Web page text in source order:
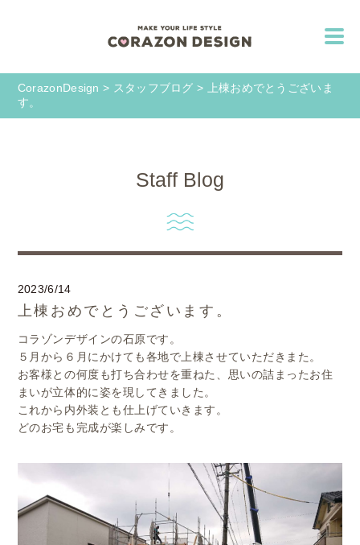
CorazonDesign > スタッフブログ >
上棟おめでとうございま
す。
Staff Blog
2023/6/14
上棟おめでとうございます。
コラゾンデザインの石原です。
５月から６月にかけても各地で上棟させていただきまた。
お客様との何度も打ち合わせを重ねた、思いの詰まったお住
まいが立体的に姿を現してきました。
これから内外装とも仕上げていきます。
どのお宅も完成が楽しみです。